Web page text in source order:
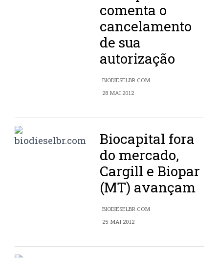
comenta o
cancelamento
de sua
autorização
BIODIESELBR.COM
28 MAI 2012
Biocapital fora
do mercado,
Cargill e Biopar
(MT) avançam
BIODIESELBR.COM
25 MAI 2012